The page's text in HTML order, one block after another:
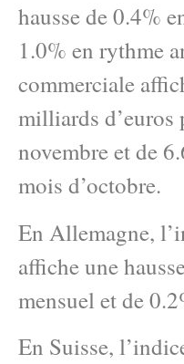
hausse de 0.4%
1.0% en rythme
commerciale
milliards d’euros
novembre et de
mois d’octobre.
En Allemagne,
affiche une
mensuel et de
En Suisse,